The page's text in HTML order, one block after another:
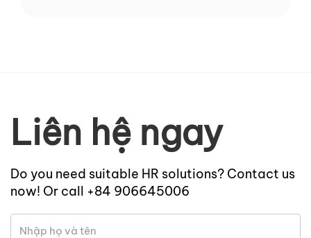
Liên hệ ngay
Do you need suitable HR solutions? Contact us
now! Or call +84 906645006